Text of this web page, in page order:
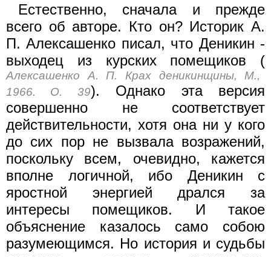
Естественно, сначала и прежде
всего об авторе. Кто он? Исто­рик А.
П. Алексашенко писал, что Деникин -
выходец из курских помещиков (
Алексашенко А. П. Крах деникинщины, М.,
1966. О. 39). Однако эта версия
совершенно не соответствует
действительности, хотя она ни у кого
до сих пор не вызвала возра­жений,
поскольку всем, очевидно, кажется
вполне логичной, ибо Деникин с
яростной энергией дрался за
интересы помещиков. И такое
объяснение казалось само собою
разумеющимся. Но исто­рия и судьбы